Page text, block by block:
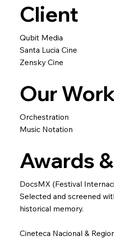
Client
Qubit Media
Santa Lucia Cine
Zensky Cine
Our
Orchestration
Music Notation
Awards
DocsMX (Festival
Selected and screened
historical memory.
Cineteca Nacional &